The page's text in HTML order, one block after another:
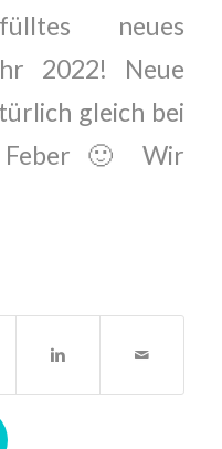
neues
2022! Neue
gleich bei
Feber 🙂 Wir